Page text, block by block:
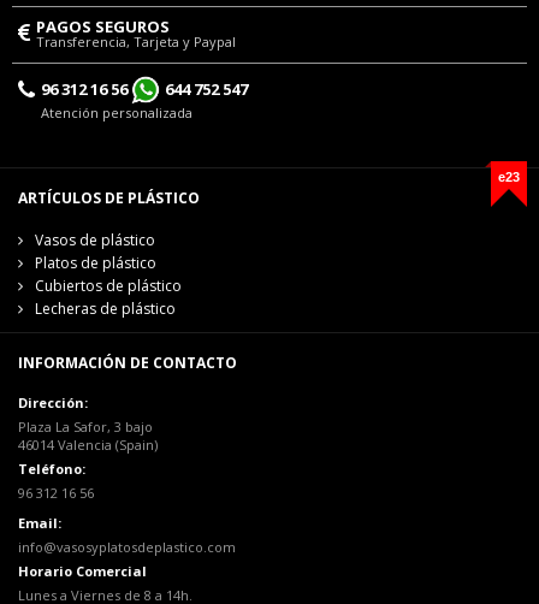
PAGOS SEGUROS
Transferencia, Tarjeta y Paypal
96 312 16 56 644 752 547
Atención personalizada
e23
ARTÍCULOS DE PLÁSTICO
Vasos de plástico
Platos de plástico
Cubiertos de plástico
Lecheras de plástico
INFORMACIÓN DE CONTACTO
Dirección:
Plaza La Safor, 3 bajo
46014 Valencia (Spain)
Teléfono:
96 312 16 56
Email:
info@vasosyplatosdeplastico.com
Horario Comercial
Lunes a Viernes de 8 a 14h.